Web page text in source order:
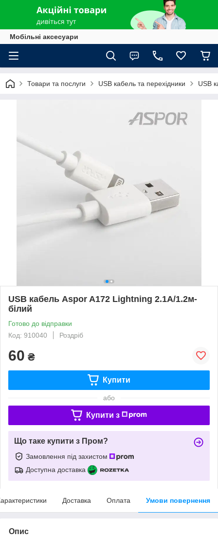
Мобільні аксесуари
Товари та послуги USB кабель та перехідники USB
USB кабель Aspor A172 Lightning 2.1A/1.2м-
білий
Готово до відправки
Код: 910040
Роздріб
60 ₴
Купити
або
Купити з
Що таке купити з Пром?
Замовлення під захистом
Доступна доставка
Доставка Оплата Умови повернення
Опис